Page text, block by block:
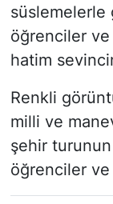
süslemelerle
öğrenciler
hatim
Renkli
milli ve
şehir
öğrenciler ve